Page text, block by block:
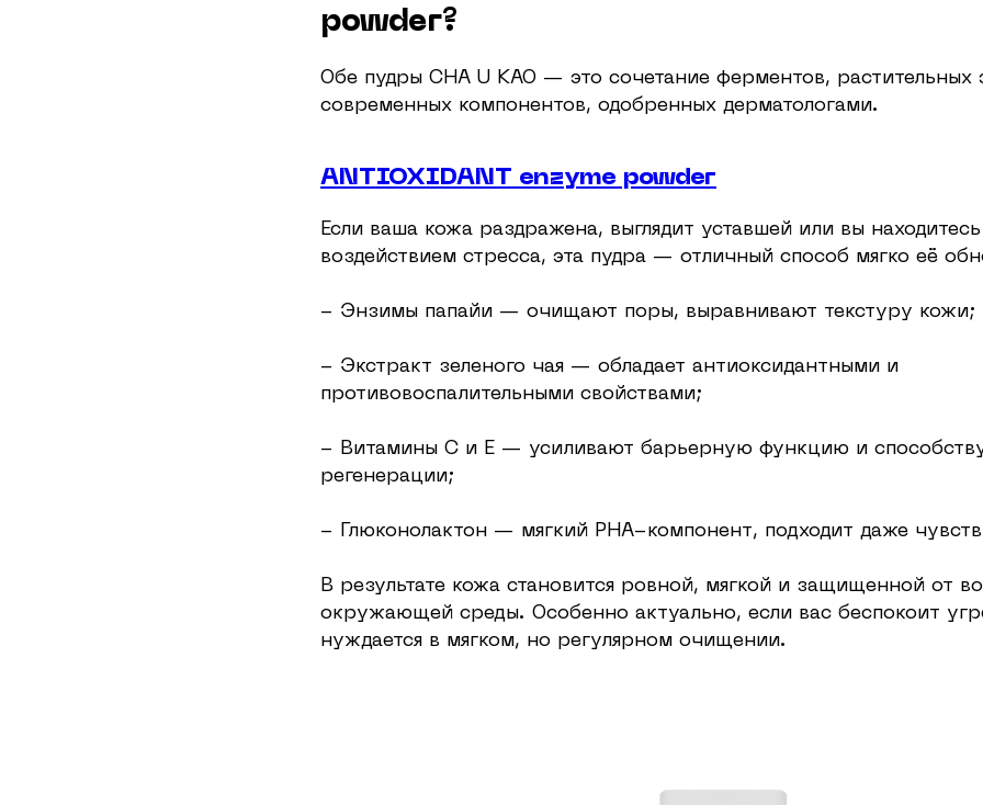
powder?
Обе пудры CHA U KAO — это сочетание ферментов, растительных
современных компонентов, одобренных дерматологами.
ANTIOXIDANT enzyme powder
Если ваша кожа раздражена, выглядит уставшей или вы
воздействием стресса, эта пудра — отличный способ мягко её
- Энзимы папайи — очищают поры, выравнивают текстуру кожи;
- Экстракт зеленого чая — обладает антиоксидантными и
противовоспалительными свойствами;
- Витамины C и E — усиливают барьерную функцию и
регенерации;
- Глюконолактон — мягкий PHA-компонент, подходит даже
В результате кожа становится ровной, мягкой и защищенной от
окружающей среды. Особенно актуально, если вас беспокоит
нуждается в мягком, но регулярном очищении.